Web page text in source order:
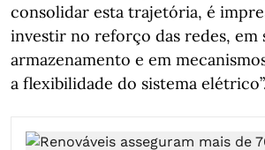
consolidar esta trajetória, é
investir no reforço das redes, em
armazenamento e em
a flexibilidade do sistema